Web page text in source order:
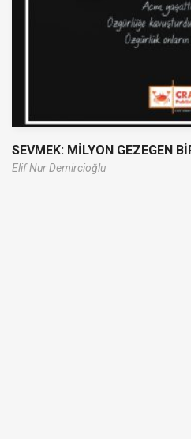
SEVMEK: MİLYON GEZEGEN
Elif Nur Demircioğlu